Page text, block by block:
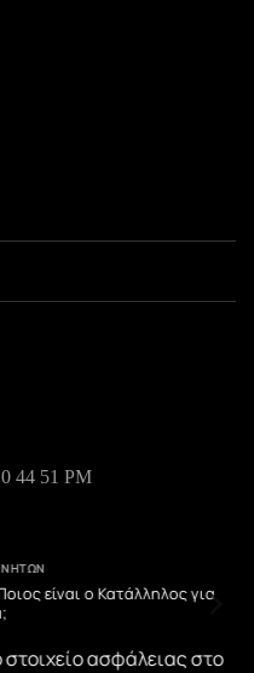
είναι ο Κατάλληλος για
ασφάλειας στο